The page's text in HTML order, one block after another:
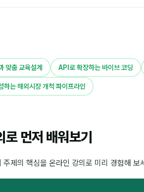
맞춤 교육설계 API로 확장하는 바이브 코딩
하는 해외시장 개척 파이프라인
먼저 배워보기
주제의 핵심을 온라인 강의로 미리 경험해 보